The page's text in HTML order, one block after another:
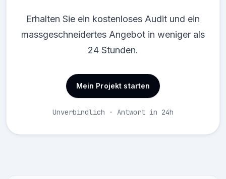
Erhalten Sie ein kostenloses Audit und ein
massgeschneidertes Angebot in weniger als
24 Stunden.
Mein Projekt starten
Unverbindlich · Antwort in 24h